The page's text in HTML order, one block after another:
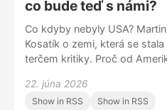
co bude teď s námi?
Co kdyby nebyly USA?
Kosatík o zemi, která se
terčem kritiky. Proč od
Spojené státy stáhly ze své
se to už děje? A nabízí
22. júna 2026
Show in RSS
Show in RSS